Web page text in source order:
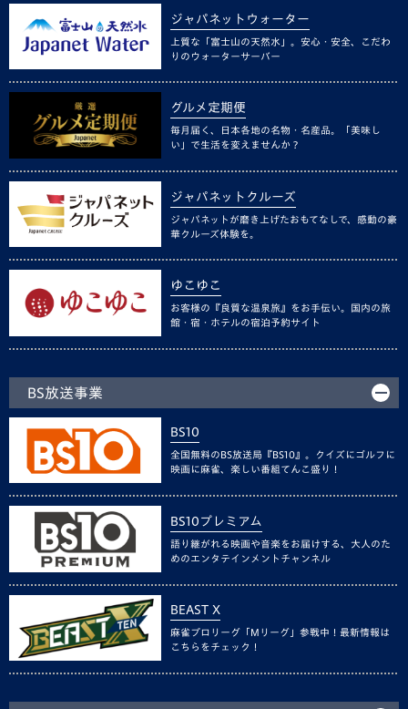
ジャパネットウォーター
上質な「富士山の天然水」。安心・安全、こだわ
りのウォーターサーバー
グルメ定期便
毎月届く、日本各地の名物・名産品。「美味し
い」で生活を変えませんか？
ジャパネットクルーズ
ジャパネットが磨き上げたおもてなしで、感動の豪
華クルーズ体験を。
ゆこゆこ
お客様の『良質な温泉旅』をお手伝い。国内の旅
館・宿・ホテルの宿泊予約サイト
BS放送事業
BS10
全国無料のBS放送局『BS10』。クイズにゴルフに
映画に麻雀、楽しい番組てんこ盛り！
BS10プレミアム
語り継がれる映画や音楽をお届けする、大人のた
めのエンタテインメントチャンネル
BEAST X
麻雀プロリーグ「Mリーグ」参戦中！最新情報は
こちらをチェック！